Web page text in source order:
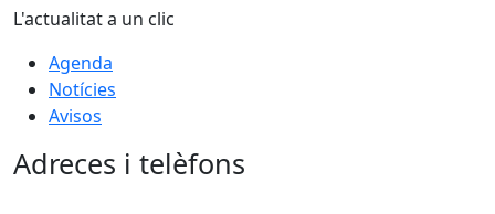
L'actualitat a un clic
Agenda
Notícies
Avisos
Adreces i telèfons